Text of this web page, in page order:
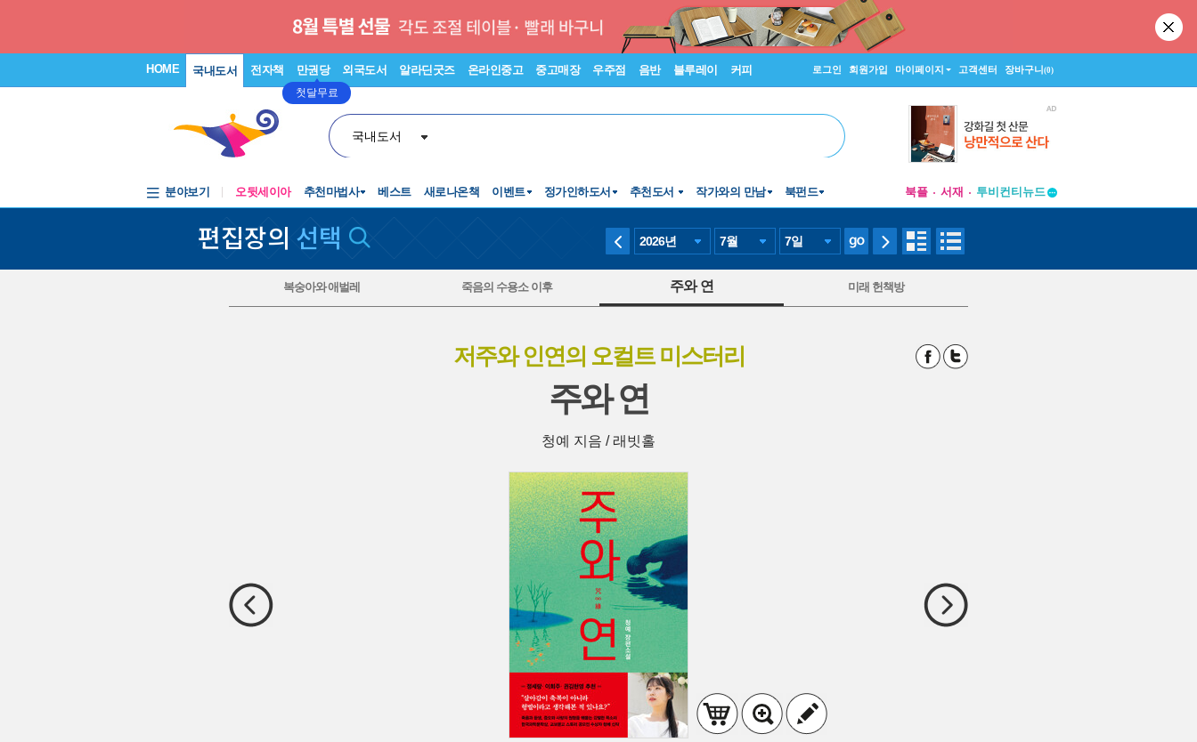
HOME 국내도서 전자책 만권당
첫달무료
외국도서 알라딘굿즈 온라인중고 중고매장 우주점 음반 블루레이 커피 로그인 회원가입 마이페이지 고객센터 장바구니(0)
국내도서
분야보기 오뒷세이아 추천마법사 베스트 새로나온책 이벤트 정가인하도서 추천도서 작가와의 만남 북펀드 북플 서재
투비컨티뉴드
편집장의 선택 2026년 7월 7일
복숭아와 애벌레 죽음의 수용소 이후 주와 연 미래 헌책방
저주와 인연의 오컬트 미스터리
주와 연
청예 지음 / 래빗홀